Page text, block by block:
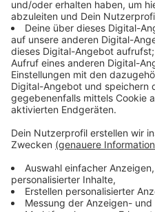
Produktion von Kräutern
damit weniger
Strecken transportiert
der DBU werden in
Millionen Tonnen Gemüse
Zahl der Betriebe mit
vergangenen Jahren
leer stehen, sollen künftig
Bedingungen. Viele
sich dafür besonders gut,
meist gut isoliert sind.